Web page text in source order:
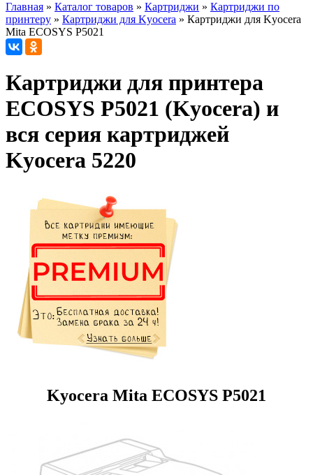
Главная » Каталог товаров » Картриджи » Картриджи по
принтеру » Картриджи для Kyocera » Картриджи для Kyocera
Mita ECOSYS P5021
Картриджи для принтера
ECOSYS P5021 (Kyocera) и
вся серия картриджей
Kyocera 5220
Kyocera Mita ECOSYS P5021